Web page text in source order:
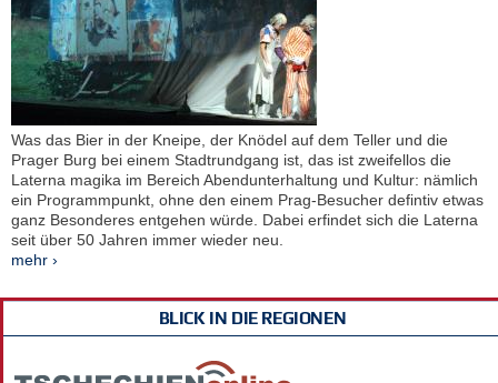
Was das Bier in der Kneipe, der Knödel auf dem Teller und die
Prager Burg bei einem Stadtrundgang ist, das ist zweifellos die
Laterna magika im Bereich Abendunterhaltung und Kultur: nämlich
ein Programmpunkt, ohne den einem Prag-Besucher defintiv etwas
ganz Besonderes entgehen würde. Dabei erfindet sich die Laterna
seit über 50 Jahren immer wieder neu.
mehr ›
BLICK IN DIE REGIONEN